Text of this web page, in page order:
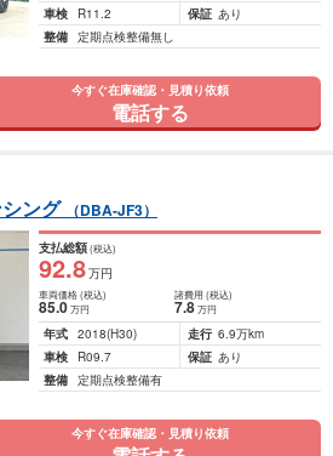
車検
R11.2 保証 あり
整備 定期点検整備無し
今すぐ在庫確認・見積り依頼
電話する
ング （DBA-JF3）
支払総額(税込)
92.8万円
車両価格(税込)
85.0万円
諸費用 (税込)
7.8 万円
年式 2018(H30) 走行 6.9万km
車検
R09.7 保証 あり
整備 定期点検整備有
今すぐ在庫確認・見積り依頼